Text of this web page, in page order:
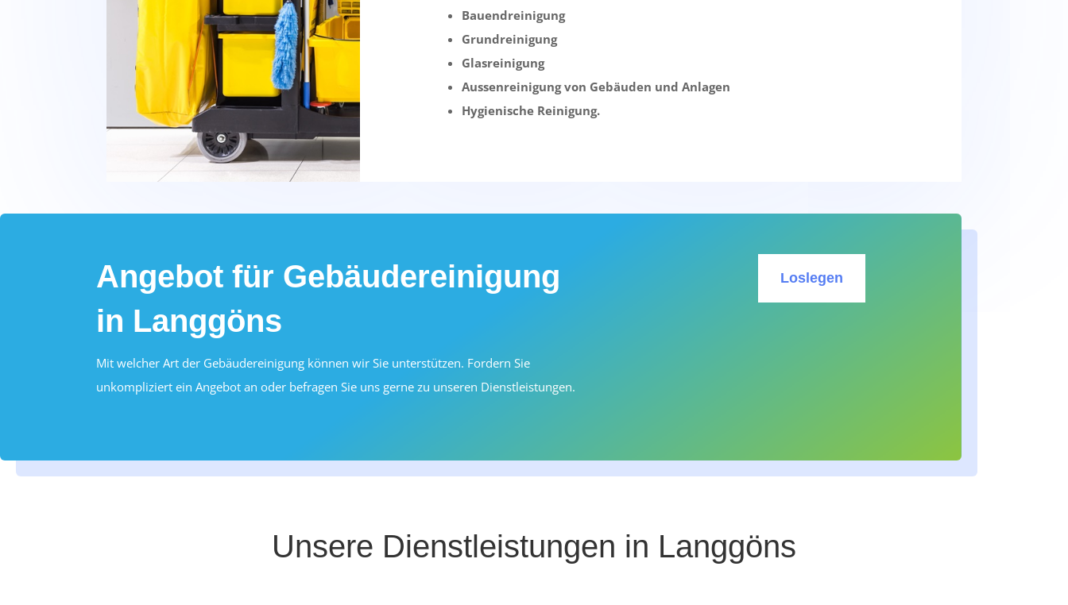
Bauendreinigung
Grundreinigung
Glasreinigung
Aussenreinigung von Gebäuden und Anlagen
Hygienische Reinigung.
Angebot für Gebäudereinigung
in Langgöns
Mit welcher Art der Gebäudereinigung können wir Sie unterstützen. Fordern Sie
unkompliziert ein Angebot an oder befragen Sie uns gerne zu unseren Dienstleistungen.
Loslegen
Unsere Dienstleistungen in Langgöns